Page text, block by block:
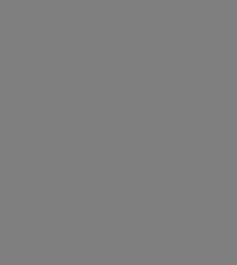
beslut gällande
Meddelande om beslut
synpunkter på ansökan